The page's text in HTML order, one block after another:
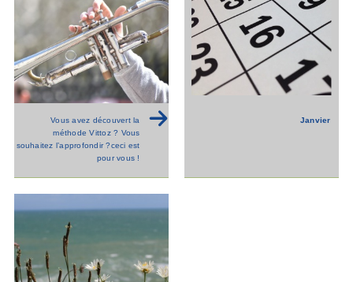
Vous avez découvert la
méthode Vittoz ? Vous
souhaitez l’approfondir ?ceci est
pour vous !
Janvier